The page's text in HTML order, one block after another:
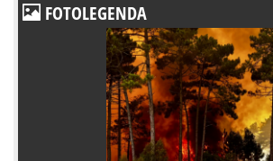
FOTOLEGENDA